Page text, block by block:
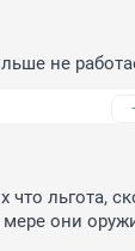
не
льгота,
они